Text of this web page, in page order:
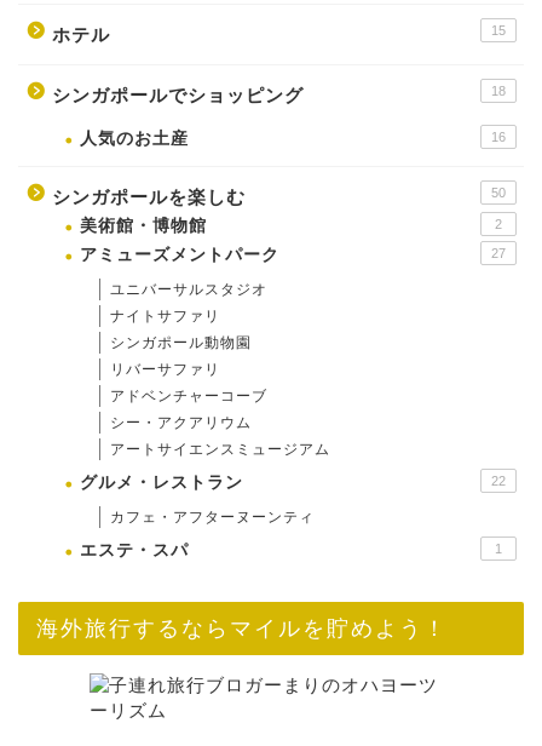
ホテル 15
シンガポールでショッピング 18
人気のお土産 16
シンガポールを楽しむ 50
美術館・博物館 2
アミューズメントパーク 27
ユニバーサルスタジオ
ナイトサファリ
シンガポール動物園
リバーサファリ
アドベンチャーコーブ
シー・アクアリウム
アートサイエンスミュージアム
グルメ・レストラン 22
カフェ・アフターヌーンティ
エステ・スパ 1
海外旅行するならマイルを貯めよう！